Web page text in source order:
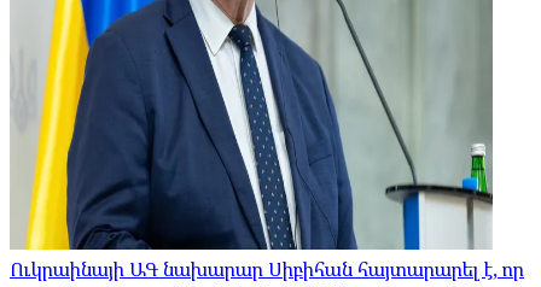
Ուկրաինայի ԱԳ նախարար Սիբիհան հայտարարել է, որ